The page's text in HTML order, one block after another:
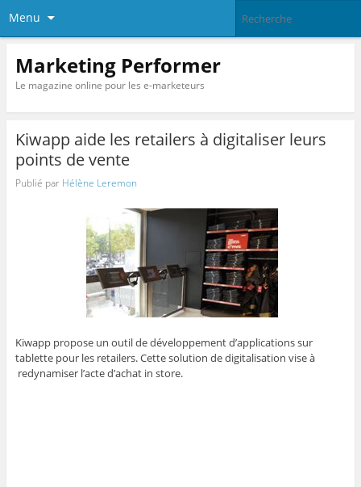
Menu
Marketing Performer
Le magazine online pour les e-marketeurs
Kiwapp aide les retailers à digitaliser leurs
points de vente
Publié par Hélène Leremon
Kiwapp propose un outil de développement d’applications sur
tablette pour les retailers. Cette solution de digitalisation vise à
redynamiser l’acte d’achat in store.